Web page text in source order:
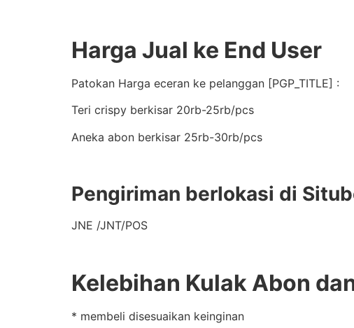
Harga Jual ke End User
Patokan Harga eceran ke pelanggan [PGP_TITLE] :
Teri crispy berkisar 20rb-25rb/pcs
Aneka abon berkisar 25rb-30rb/pcs
Pengiriman berlokasi di
JNE /JNT/POS
Kelebihan Kulak Abon
* membeli disesuaikan keinginan